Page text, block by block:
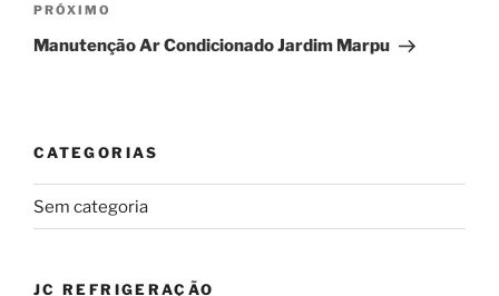
Próximo
post
PRÓXIMO
Manutenção Ar Condicionado Jardim Marpu
CATEGORIAS
Sem categoria
JC REFRIGERAÇÃO